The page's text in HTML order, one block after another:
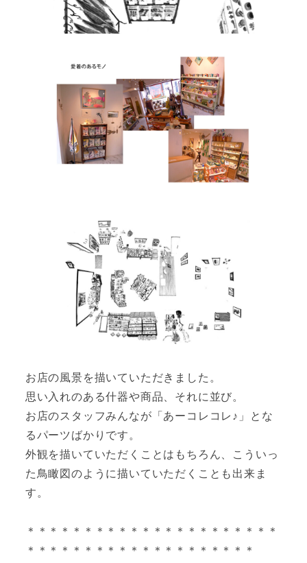
お店の風景を描いていただきました。
思い入れのある什器や商品、それに並び。
お店のスタッフみんなが「あーコレコレ♪」とな
るパーツばかりです。
外観を描いていただくことはもちろん、こういっ
た鳥瞰図のように描いていただくことも出来ま
す。
＊＊＊＊＊＊＊＊＊＊＊＊＊＊＊＊＊＊＊＊＊＊
＊＊＊＊＊＊＊＊＊＊＊＊＊＊＊＊＊＊＊＊